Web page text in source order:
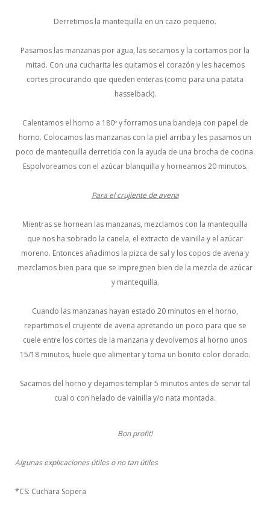
Derretimos la mantequilla en un cazo pequeño.
Pasamos las manzanas por agua, las secamos y la cortamos por la
mitad. Con una cucharita les quitamos el corazón y les hacemos
cortes procurando que queden enteras (como para una patata
hasselback).
Calentamos el horno a 180º y forramos una bandeja con papel de
horno. Colocamos las manzanas con la piel arriba y les pasamos un
poco de mantequilla derretida con la ayuda de una brocha de cocina.
Espolvoreamos con el azúcar blanquilla y horneamos 20 minutos.
Para el crujiente de avena
Mientras se hornean las manzanas, mezclamos con la mantequilla
que nos ha sobrado la canela, el extracto de vainilla y el azúcar
moreno. Entonces añadimos la pizca de sal y los copos de avena y
mezclamos bien para que se impregnen bien de la mezcla de azúcar
y mantequilla.
Cuando las manzanas hayan estado 20 minutos en el horno,
repartimos el crujiente de avena apretando un poco para que se
cuele entre los cortes de la manzana y devolvemos al horno unos
15/18 minutos, huele que alimentar y toma un bonito color dorado.
Sacamos del horno y dejamos templar 5 minutos antes de servir tal
cual o con helado de vainilla y/o nata montada.
Bon profit!
Algunas explicaciones útiles o no tan útiles
*CS: Cuchara Sopera